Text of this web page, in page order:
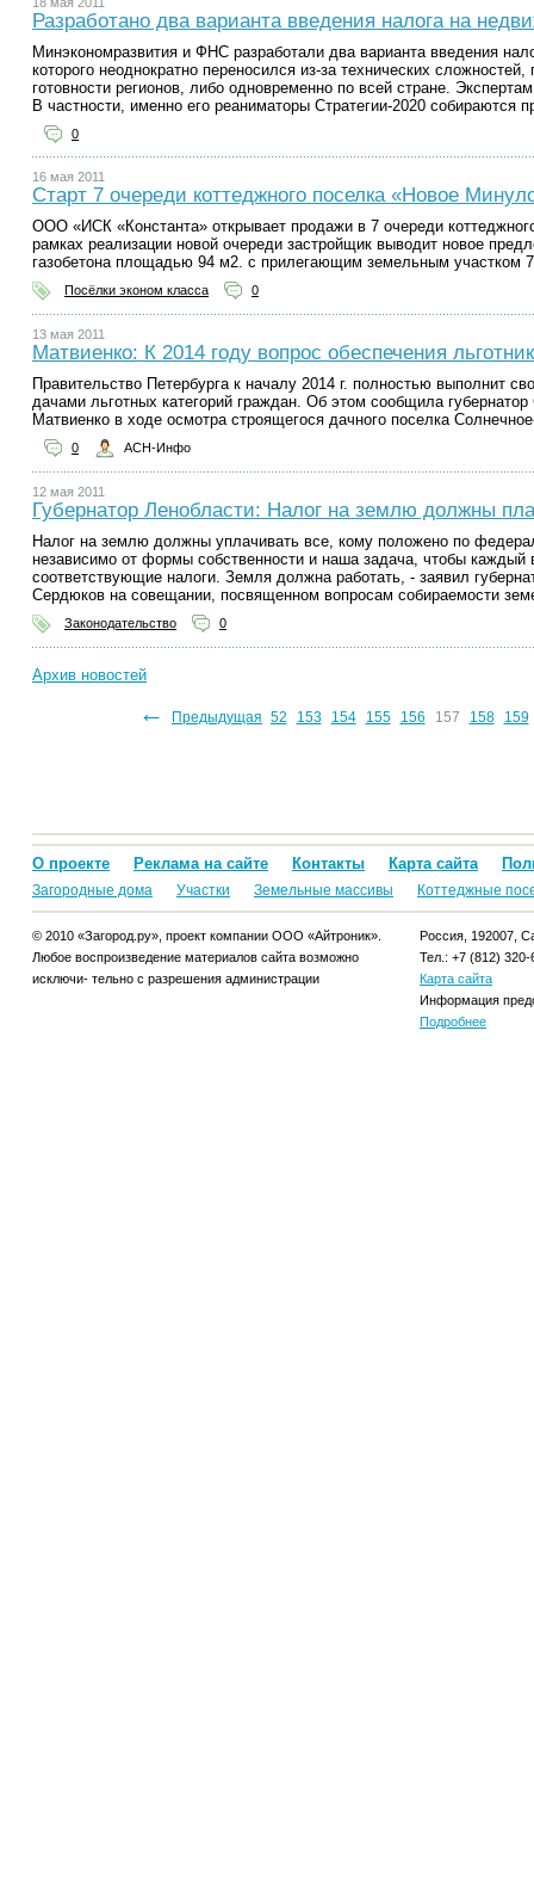
Разработано два варианта введения налога на
Минэкономразвития и ФНС разработали два варианта введения
которого неоднократно переносился из-за технических
готовности регионов, либо одновременно по всей стране.
В частности, именно его реаниматоры Стратегии-2020 собираются
0
16 мая 2011
Старт 7 очереди коттеджного поселка «Новое
ООО «ИСК «Константа» открывает продажи в 7 очереди
рамках реализации новой очереди застройщик выводит новое
газобетона площадью 94 м2. с прилегающим земельным участком 7
Посёлки эконом класса 0
13 мая 2011
Матвиенко: К 2014 году вопрос обеспечения
Правительство Петербурга к началу 2014 г. полностью выполнит
дачами льготных категорий граждан. Об этом сообщила губернатор
Матвиенко в ходе осмотра строящегося дачного поселка
0 АСН-Инфо
12 мая 2011
Губернатор Ленобласти: Налог на землю должны
Налог на землю должны уплачивать все, кому положено по
независимо от формы собственности и наша задача, чтобы каждый
соответствующие налоги. Земля должна работать, - заявил
Сердюков на совещании, посвященном вопросам собираемости
Законодательство 0
Архив новостей
← Предыдущая
148 149 150 151 152 153 154 155 156 157 158 159
О проекте Реклама на сайте Контакты Карта сайта
Загородные дома Участки Земельные массивы Коттеджные
© 2010 «Загород.ру», проект компании ООО «Айтроник».
Любое воспроизведение материалов сайта возможно
исключи- тельно с разрешения администрации
Россия, 192007,
Тел.: +7 (812) 320-
Карта сайта
Информация
Подробнее